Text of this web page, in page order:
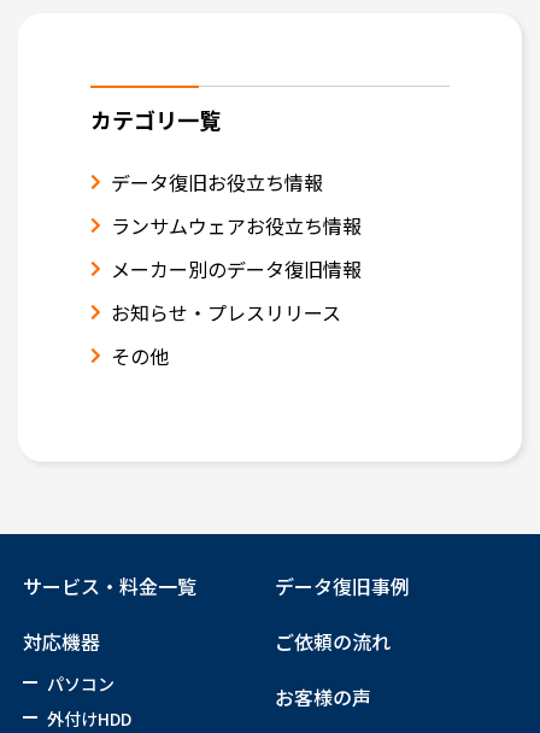
カテゴリ一覧
データ復旧お役立ち情報
ランサムウェアお役立ち情報
メーカー別のデータ復旧情報
お知らせ・プレスリリース
その他
サービス・料金一覧
対応機器
パソコン
外付けHDD
データ復旧事例
ご依頼の流れ
お客様の声